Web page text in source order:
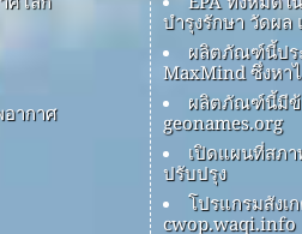
ากาศ
บำรุงรักษา วัดผ
ผลิตภัณฑ์นี้ปร
MaxMind ซึ่งหา
ผลิตภัณฑ์นี้มีข้
geonames.org
เปิดแผนที่สภ
ปรับปรุง
โปรแกรมสังเ
cwop.waqi.info